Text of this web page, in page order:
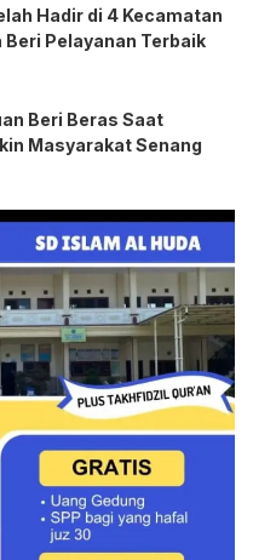
Hadir di 4 Kecamatan
Pelayanan Terbaik
Beri Beras Saat
Masyarakat Senang